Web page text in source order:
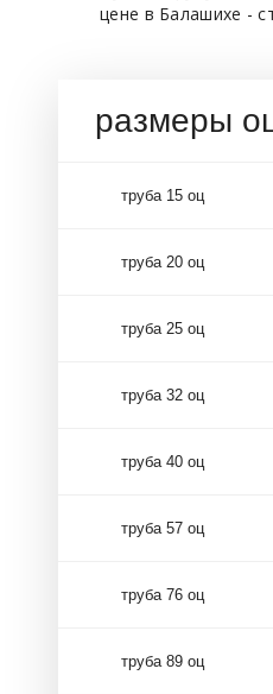
цене в Балашихе -
размеры
труба 15 оц
труба 20 оц
труба 25 оц
труба 32 оц
труба 40 оц
труба 57 оц
труба 76 оц
труба 89 оц